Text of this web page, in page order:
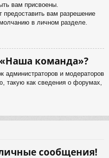
вам присвоены.
вам разрешение
в личном разделе.
команда»?
администраторов и модераторов
такую как сведения о форумах,
сообщения!